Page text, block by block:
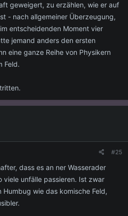
geweigert, zu erzählen, wie er auf
- nach allgemeiner Überzeugung,
entscheidenden Moment vier
jemand anders den ersten
eine ganze Reihe von Physikern
Feld.
#25
dass es an ner Wasserader
viele unfälle passieren. Ist zwar
wie das komische Feld,